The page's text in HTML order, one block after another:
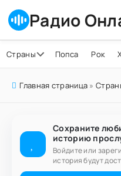
Радио
Страны Попса Рок
Главная страница »
Сохраните
историю
Войдите или
история будут